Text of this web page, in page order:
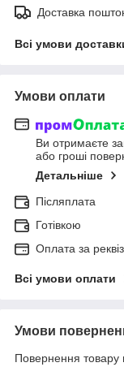
Доставка
Всі умови
Умови оплати
Ви отримаєте
або гроші
Детальніше
Післяплата
Готівкою
Оплата за
Всі умови оплати
Умови
Повернення товару